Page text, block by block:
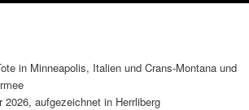
in Minneapolis, Italien und Crans-Montana und
aufgezeichnet in Herrliberg